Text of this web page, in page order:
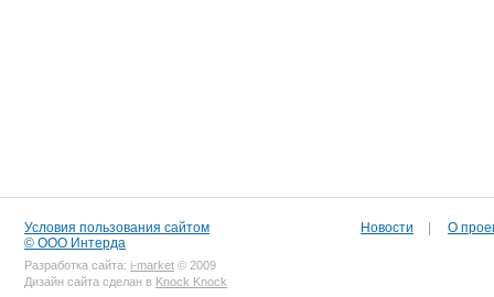
Условия пользования сайтом
© ООО Интерда
Разработка сайта: i-market © 2009
Дизайн сайта сделан в Knock Knock
Новости О